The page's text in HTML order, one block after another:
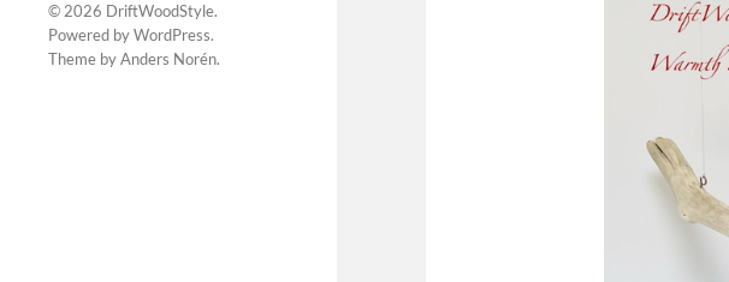
© 2026 DriftWoodStyle.
Powered byWordPress.
Theme byAnders Norén.